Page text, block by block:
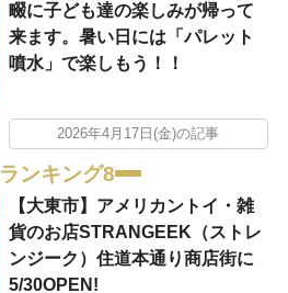
畷に子ども達の楽しみが帰って
来ます。暑い日には「パレット
噴水」で楽しもう！！
2026年4月17日(金)の記事
ランキング8
【大東市】アメリカントイ・雑
貨のお店STRANGEEK（ストレ
ンジーク）住道本通り商店街に
5/30OPEN!